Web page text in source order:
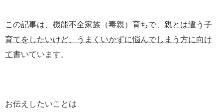
この記事は、 機能不全家族（毒親）育ちで、親とは違う子
育てをしたいけど、うまくいかずに悩んでしまう方に向け
て書いています。
お伝えしたいことは